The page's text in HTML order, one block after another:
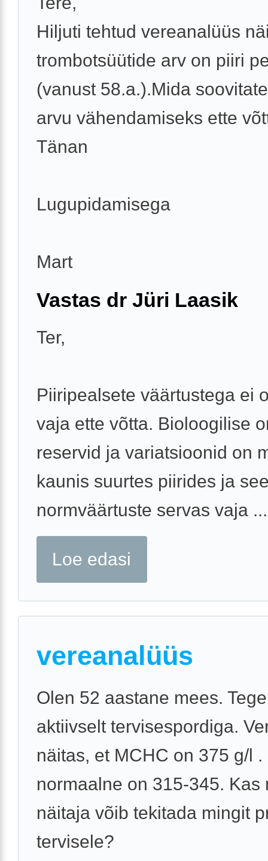
Hiljuti tehtud vereanalüüs
trombotsüütide arv on piiri
(vanust 58.a.).Mida
arvu vähendamiseks ette
Tänan
Lugupidamisega
Mart
Vastas dr Jüri Laasik
Ter,
Piiripealsete väärtustega ei
vaja ette võtta. Bioloogilise
reservid ja variatsioonid on
kaunis suurtes piirides ja
normväärtuste servas vaja ...
Loe edasi
vereanalüüs
Olen 52 aastane mees.
aktiivselt tervisespordiga.
näitas, et MCHC on 375 g/l .
normaalne on 315-345. Kas
näitaja võib tekitada mingit
tervisele?